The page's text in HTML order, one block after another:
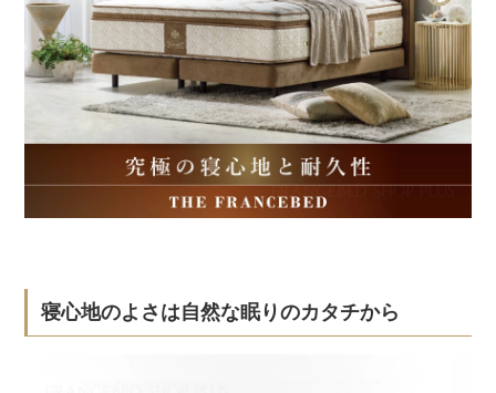
寝心地のよさは自然な眠りのカタチから